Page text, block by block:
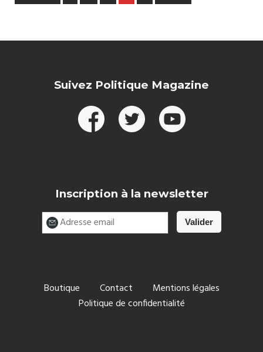
Suivez Politique Magazine
Inscription à la newsletter
Boutique Contact
Mentions légales
Politique de confidentialité